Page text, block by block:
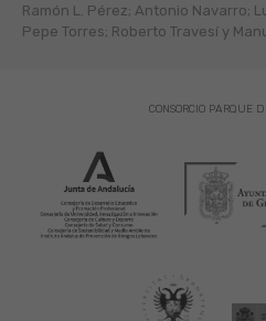
Ramón L. Pérez; Antonio Navarro;
Pepe Torres; Roberto Travesí y
CONSORCIO PARQUE